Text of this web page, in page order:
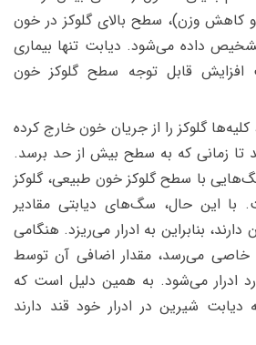
و کاهش وزن)، سطح بالای گلوکز در خون
داده می‌شود. دیابت تنها بیماری
قابل توجه سطح گلوکز خون
گلوکز را از جریان خون خارج کرده
تا زمانی که به سطح بیش از حد برسد.
با سطح گلوکز خون طبیعی، گلوکز
با این حال، سگ‌های دیابتی مقادیر
بنابراین به ادرار می‌ریزد. هنگامی
می‌رسد، مقدار اضافی آن توسط
ادرار می‌شود. به همین دلیل است که
دیابت شیرین در ادرار خود قند دارند